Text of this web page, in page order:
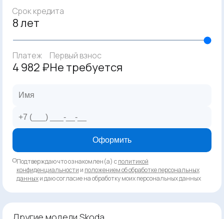
Срок кредита
8 лет
Платеж
4 982 ₽
Первый взнос
Не требуется
Оформить
Подтверждаю что ознакомлен(а) сполитикой
конфиденциальности и положением об обработке персональных
данныхи даю согласие на обработку моих персональных данных